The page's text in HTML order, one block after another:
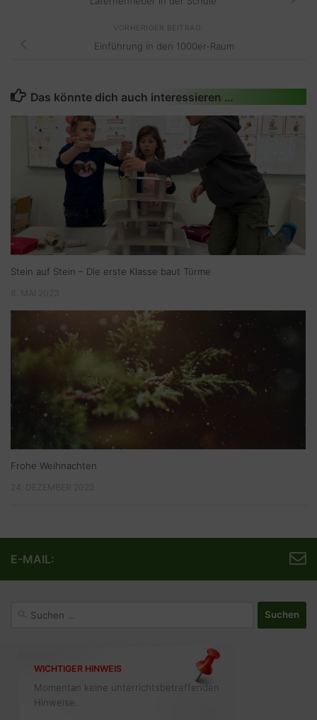
VORHERIGER BEITRAG
Einführung in den 1000er-Raum
Das könnte dich auch interessieren …
Stein auf Stein – Die erste Klasse baut Türme
Frohe Weihnachten
E-MAIL:
WICHTIGER HINWEIS
Momentan keine unterrichtsbetreffenden
Hinweise.